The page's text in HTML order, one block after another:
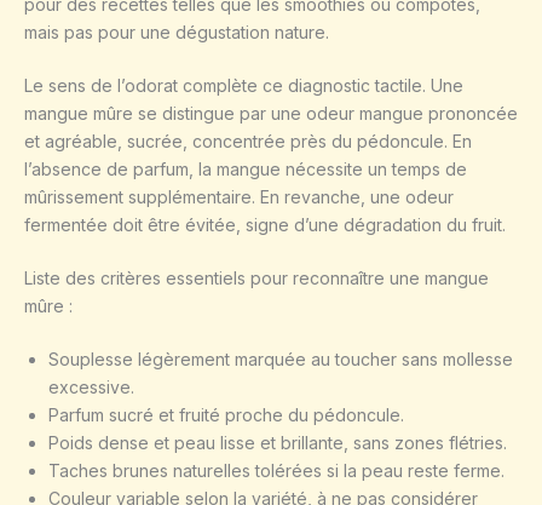
pour des recettes telles que les smoothies ou compotes,
mais pas pour une dégustation nature.
Le sens de l’odorat complète ce diagnostic tactile. Une
mangue mûre se distingue par une odeur mangue prononcée
et agréable, sucrée, concentrée près du pédoncule. En
l’absence de parfum, la mangue nécessite un temps de
mûrissement supplémentaire. En revanche, une odeur
fermentée doit être évitée, signe d’une dégradation du fruit.
Liste des critères essentiels pour reconnaître une mangue
mûre :
Souplesse légèrement marquée au toucher sans mollesse
excessive.
Parfum sucré et fruité proche du pédoncule.
Poids dense et peau lisse et brillante, sans zones flétries.
Taches brunes naturelles tolérées si la peau reste ferme.
Couleur variable selon la variété, à ne pas considérer